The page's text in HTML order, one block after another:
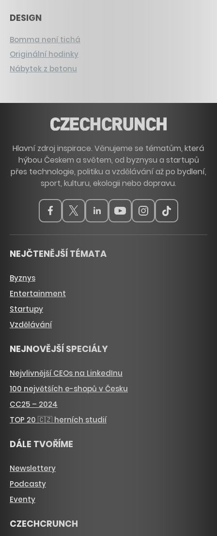
DESIGN
Bomma není tichá
Originální hodinky
Nábytek z betonu
Hlavní zdroj inspirace. Věnujeme se tématům, která
hýbou Českem a světem, od byznysu a startupů
přes technologie, politiku a vzdělávání až po bydlení,
sport, kulturu, ekologii nebo dopravu.
NEJČTENĚJŠÍ TÉMATA
Byznys
Entertainment
Startupy
Vzdělávání
NEJNOVĚJŠÍ SPECIÁLY
Nejvlivnější CEOs na LinkedInu
100 největších e-shopů v Česku
CC25 – 2024
TOP 20 🇨🇿 herních studií
DÁLE TVOŘÍME
Newslettery
Podcasty
Eventy
CZECHCRUNCH